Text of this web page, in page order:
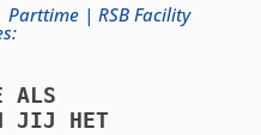
| RSB Facility
ALS
JIJ HET